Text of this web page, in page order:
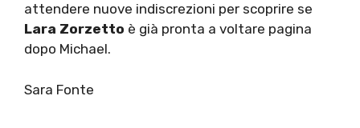
attendere nuove indiscrezioni per scoprire se
Lara Zorzetto è già pronta a voltare pagina
dopo Michael.
Sara Fonte